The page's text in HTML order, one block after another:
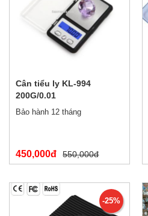
Cân tiểu ly KL-994
200G/0.01
Bảo hành 12 tháng
450,000đ 550,000đ
-25%